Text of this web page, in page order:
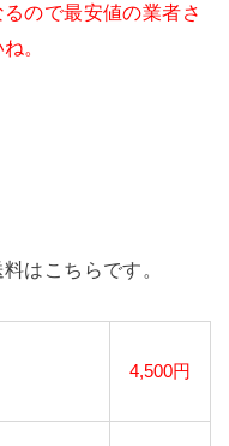
ので最安値の業者さ
。
はこちらです。
4,500円